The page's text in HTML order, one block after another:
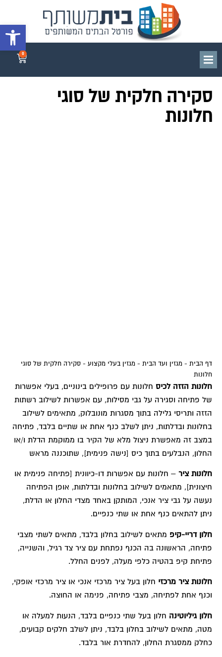
פתח
0
סקירה חלקית של סוגי
חלונות
דף הבית - מגזין ועד הבית - מגזין בעלי מקצוע - סקירה חלקית של סוגי
חלונות
חלונות הזזה לכיס חלונות עם פרופילים בינוניים, בעלי אפשרות
של פתיחה וסגירה על גבי מסילות, עם אפשרות לשילוב רשתות
הזזה ותריסי גלילה בתוך מסגרות מונובלוק, מתאימים לשילוב
בחלונות ובדלתות, ניתן לשלב כנף אחת או שתיים בלבד, פתיחה
במצב זה מאפשרת ניצול מלא של הקיר בו ממוקמת הדלת ו/או
החלון, הנבלעים בתוך כיס [נישה פנימית], שתוכננה מראש
חלונות ציר – חלונות עם אפשרות דו-כיוונית [פתיחה פנימית או
חיצונית], מתאמים לשילוב בחלונות ובדלתות, אופן הפתיחה
נעשה על גבי ציר אנכי, המותקן באחד מצדי החלון או הדלת,
ניתן להתאים כנף אחת או שתי כנפיים.
חלון דריי-קיפ מתאים לשילוב בחלון בלבד, מתאים לשתי מצבי
פתיחה, הראשונה בה הכנף נפתחת עם ציר צד רגיל, והשנייה,
פתיחת קיפ בהטיה כלפי מעלה, לפנים החלל.
חלונות ציר מרכזי חלון בעל ציר מרכזי אנכי או ציר מרכזי אופקי,
וכנף אחת לפתיחה, מצבי פתיחה, פנימה או החוצה.
חלון גיליוטינה חלון בעל שתי כנפיים בלבד, הנעות למעלה או
מטה, מתאים לשילוב בחלון בלבד, ניתן לשלב חלקים קבועים,
כחלק ממסגרת החלון, להחדרת אור בלבד.